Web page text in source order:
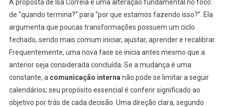
A proposta de Isa Correia é uma alteração fundamental no foco:
de “quando termina?” para “por que estamos fazendo isso?”. Ela
argumenta que poucas transformações possuem um ciclo
fechado, sendo mais comum iniciar, ajustar, aprender e recalibrar.
Frequentemente, uma nova fase se inicia antes mesmo que a
anterior seja considerada concluída. Se a mudança é uma
constante, a comunicação interna não pode se limitar a seguir
calendários; seu propósito essencial é conferir significado ao
objetivo por trás de cada decisão. Uma direção clara, segundo